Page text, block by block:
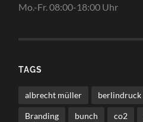
Mo.-Fr. 08:00-18:00 Uhr
TAGS
albrecht müller berlindruck
Branding bunch co2